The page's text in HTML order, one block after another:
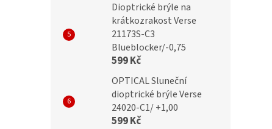
Dioptrické brýle na
krátkozrakost Verse
21173S-C3
Blueblocker/-0,75
599 Kč
OPTICAL Sluneční
dioptrické brýle Verse
24020-C1/ +1,00
599 Kč
570-A +1,50
BRILO Dioptrické brýle
RE122-B +1,50 flex
399 Kč